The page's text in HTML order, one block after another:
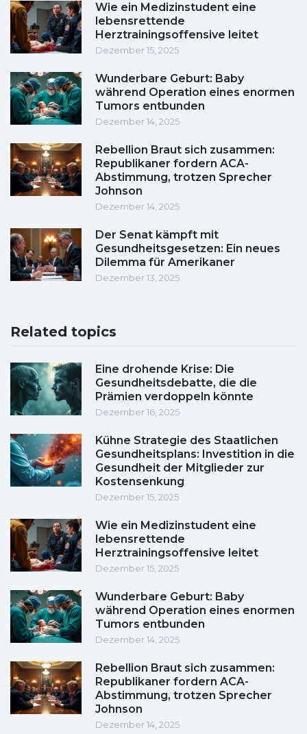
Wie ein Medizinstudent eine
lebensrettende
Herztrainingsoffensive leitet
Dezember 15, 2025
Wunderbare Geburt: Baby
während Operation eines enormen
Tumors entbunden
Dezember 14, 2025
Rebellion Braut sich zusammen:
Republikaner fordern ACA-
Abstimmung, trotzen Sprecher
Johnson
Dezember 14, 2025
Der Senat kämpft mit
Gesundheitsgesetzen: Ein neues
Dilemma für Amerikaner
Dezember 13, 2025
Related topics
Eine drohende Krise: Die
Gesundheitsdebatte, die die
Prämien verdoppeln könnte
Dezember 16, 2025
Kühne Strategie des Staatlichen
Gesundheitsplans: Investition in die
Gesundheit der Mitglieder zur
Kostensenkung
Dezember 15, 2025
Wie ein Medizinstudent eine
lebensrettende
Herztrainingsoffensive leitet
Dezember 15, 2025
Wunderbare Geburt: Baby
während Operation eines enormen
Tumors entbunden
Dezember 14, 2025
Rebellion Braut sich zusammen:
Republikaner fordern ACA-
Abstimmung, trotzen Sprecher
Johnson
Dezember 14, 2025